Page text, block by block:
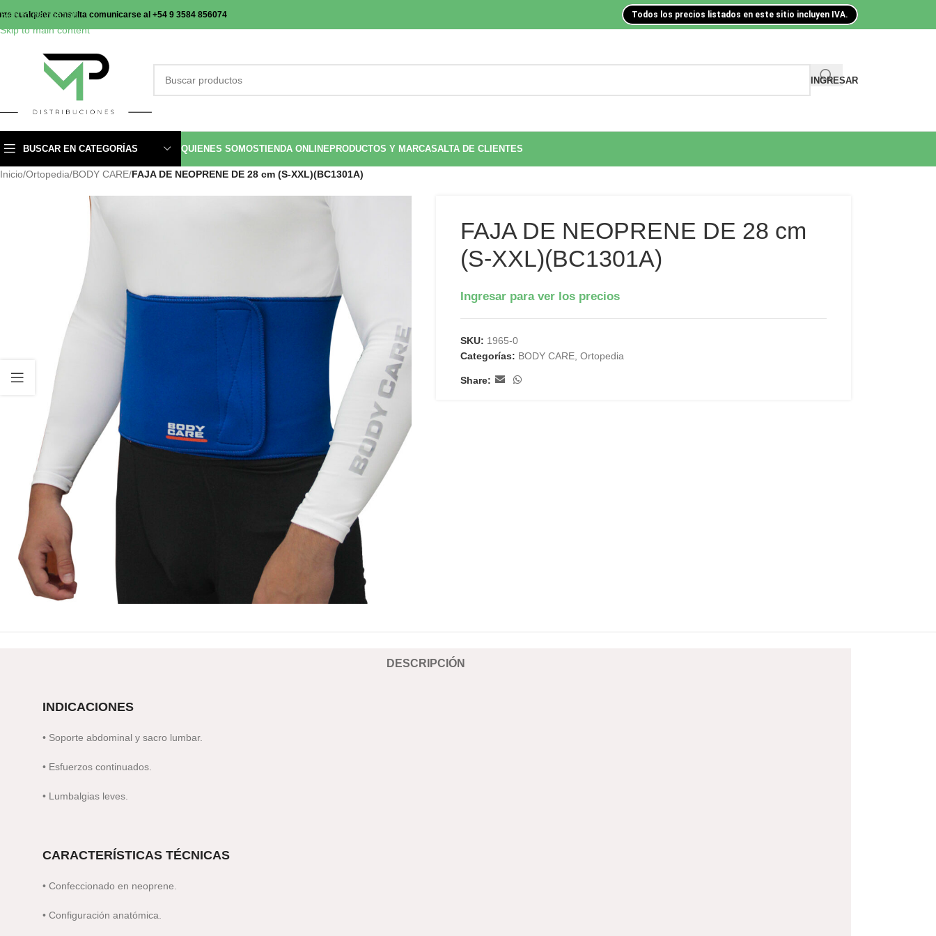
Skip to navigation
Skip to main content
cualquier consulta comunicarse al +54 9 3584 856074 Todos los precios listados en este sitio incluyen IVA.
INGRESAR
BUSCAR EN CATEGORÍAS QUIENES SOMOSTIENDA ONLINEPRODUCTOS Y MARCASALTA DE CLIENTES
Inicio/Ortopedia/BODY CARE/FAJA DE NEOPRENE DE 28 cm (S-XXL)(BC1301A)
FAJA DE NEOPRENE DE 28 cm
(S-XXL)(BC1301A)
Ingresar para ver los precios
SKU: 1965-0
Categorías: BODY CARE, Ortopedia
Share:
DESCRIPCIÓN
INDICACIONES
• Soporte abdominal y sacro lumbar.
• Esfuerzos continuados.
• Lumbalgias leves.
CARACTERÍSTICAS TÉCNICAS
• Confeccionado en neoprene.
• Configuración anatómica.